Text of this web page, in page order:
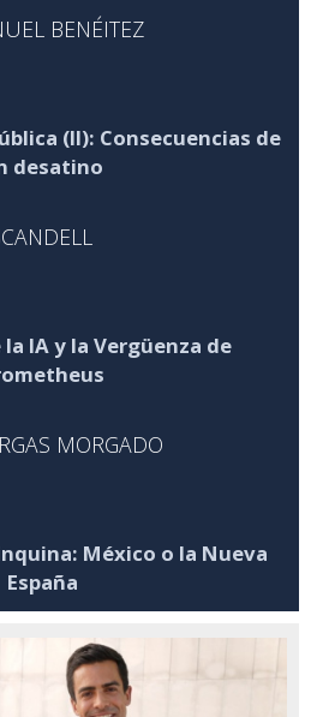
BENÉITEZ
(II): Consecuencias de
desatino
la IA y la Vergüenza de
MORGADO
México o la Nueva
España